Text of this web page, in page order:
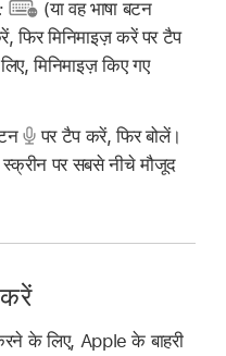
(या वह भाषा बटन
फिर मिनिमाइज़ करें पर टैप
मिनिमाइज़ किए गए
पर टैप करें, फिर बोलें।
पर सबसे नीचे मौजूद
करें
के लिए, Apple के बाहरी